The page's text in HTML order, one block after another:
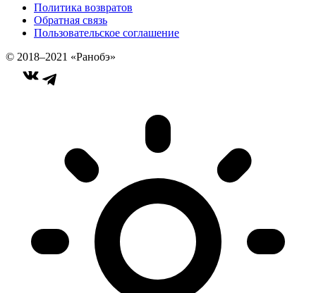
Политика возвратов
Обратная связь
Пользовательское соглашение
© 2018–2021 «Ранобэ»